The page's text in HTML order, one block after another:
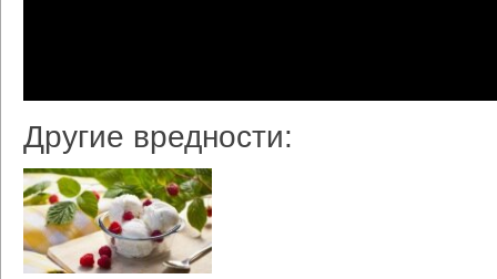
Другие вредности: